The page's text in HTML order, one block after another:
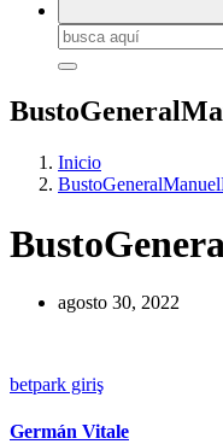
Buscar:
Inicio
agosto 30, 2022
betpark giriş
Germán Vitale